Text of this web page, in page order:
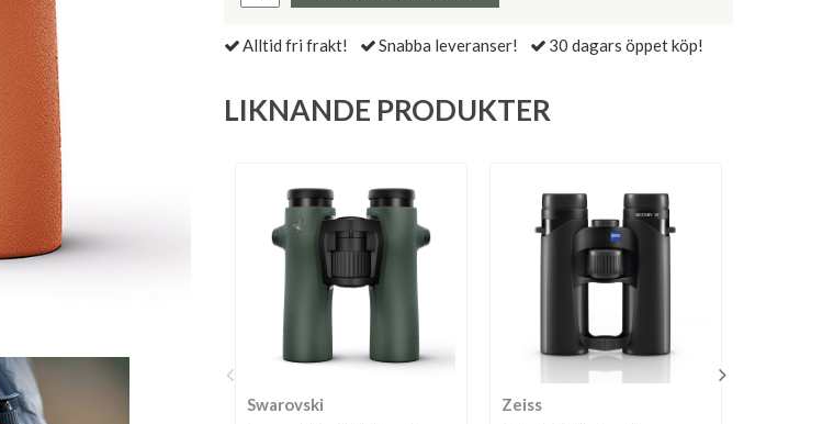
Alltid fri frakt! Snabba leveranser! 30 dagars öppet köp!
LIKNANDE PRODUKTER
Swarovski Zeiss